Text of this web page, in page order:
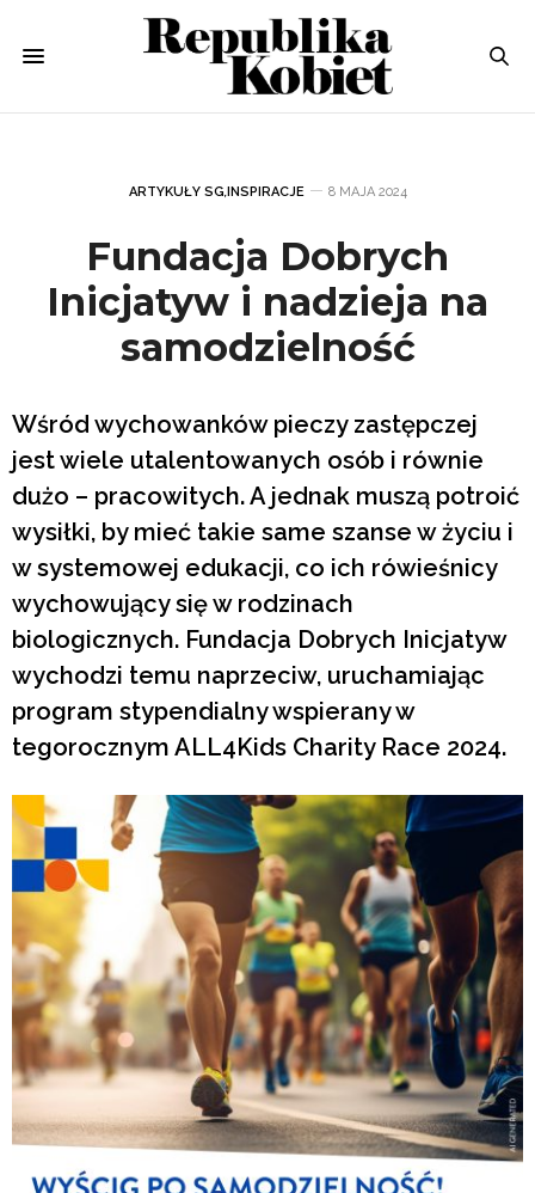
ARTYKUŁY SG,INSPIRACJE 8 MAJA 2024
Fundacja Dobrych
Inicjatyw i nadzieja na
samodzielność
Wśród wychowanków pieczy zastępczej
jest wiele utalentowanych osób i równie
dużo – pracowitych. A jednak muszą potroić
wysiłki, by mieć takie same szanse w życiu i
w systemowej edukacji, co ich rówieśnicy
wychowujący się w rodzinach
biologicznych. Fundacja Dobrych Inicjatyw
wychodzi temu naprzeciw, uruchamiając
program stypendialny wspierany w
tegorocznym ALL4Kids Charity Race 2024.